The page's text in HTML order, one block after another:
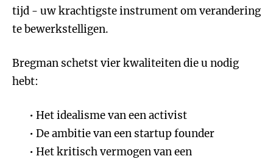
tijd - uw krachtigste instrument om verandering
te bewerkstelligen.
Bregman schetst vier kwaliteiten die u nodig
hebt:
Het idealisme van een activist
De ambitie van een startup founder
Het kritisch vermogen van een